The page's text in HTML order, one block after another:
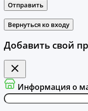
Отправить
Вернуться ко входу
Добавить свой
Информация о